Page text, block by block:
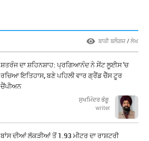
ਬਾਕੀ ਬਲੌਗਜ਼ / ਲੇਖ
ਸ਼ਤਰੰਜ ਦਾ ਸ਼ਹਿਨਸ਼ਾਹ: ਪ੍ਰਗਿਆਨੰਦ ਨੇ ਸੇਂਟ ਲੂਈਸ 'ਚ
ਰਚਿਆ ਇਤਿਹਾਸ, ਬਣੇ ਪਹਿਲੀ ਵਾਰ ਗ੍ਰੈਂਡ ਚੈੱਸ ਟੂਰ
ਚੈਂਪੀਅਨ
ਸੁਖਮਿੰਦਰ ਭੰਗੂ
writer
ਬਾਂਸ ਦੀਆਂ ਲੱਕੜੀਆਂ ਤੋਂ 1.93 ਮੀਟਰ ਦਾ ਰਾਸ਼ਟਰੀ